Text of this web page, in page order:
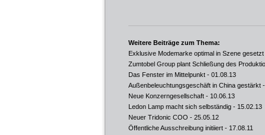
Weitere Beiträge zum Thema:
Exklusive Modemarke optimal in Szene gesetzt
Zumtobel Group plant Schließung des
Das Fenster im Mittelpunkt - 01.08.13
Außenbeleuchtungsgeschäft in China gestärkt
Neue Konzerngesellschaft - 10.06.13
Ledon Lamp macht sich selbständig - 15.02.13
Neuer Tridonic COO - 25.05.12
Öffentliche Ausschreibung initiiert - 17.08.11